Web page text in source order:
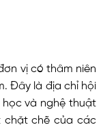
vị có thâm niên
Đây là địa chỉ hội
và nghệ thuật
chặt chẽ của các